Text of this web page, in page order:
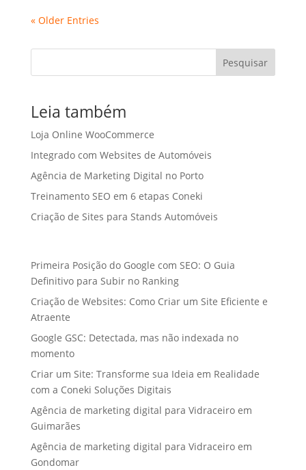
« Older Entries
Pesquisar
Leia também
Loja Online WooCommerce
Integrado com Websites de Automóveis
Agência de Marketing Digital no Porto
Treinamento SEO em 6 etapas Coneki
Criação de Sites para Stands Automóveis
Primeira Posição do Google com SEO: O Guia
Definitivo para Subir no Ranking
Criação de Websites: Como Criar um Site Eficiente e
Atraente
Google GSC: Detectada, mas não indexada no
momento
Criar um Site: Transforme sua Ideia em Realidade
com a Coneki Soluções Digitais
Agência de marketing digital para Vidraceiro em
Guimarães
Agência de marketing digital para Vidraceiro em
Gondomar